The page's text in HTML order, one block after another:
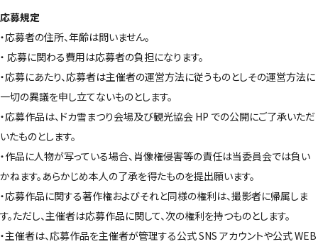
応募規定
・応募者の住所、年齢は問いません。
・ 応募に関わる費用は応募者の負担になります。
・応募にあたり、応募者は主催者の運営方法に従うものとしその運営方法に
一切の異議を申し立てないものとします。
・応募作品は、ドカ雪まつり会場及び観光協会 HP での公開にご了承いただ
いたものとします。
・作品に人物が写っている場合、肖像権侵害等の責任は当委員会では負い
かねます。あらかじめ本人の了承を得たものを提出願います。
・応募作品に関する著作権およびそれと同様の権利は、撮影者に帰属しま
す。ただし、主催者は応募作品に関して、次の権利を持つものとします。
・主催者は、応募作品を主催者が管理する公式 SNS アカウントや公式 WEB